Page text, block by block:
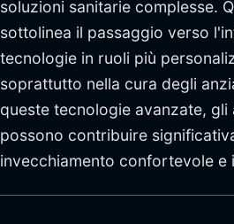
soluzioni sanitarie complesse.
sottolinea il passaggio verso
tecnologie in ruoli più
soprattutto nella cura degli
queste tecnologie avanzate, gli
possono contribuire
invecchiamento confortevole e